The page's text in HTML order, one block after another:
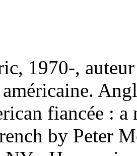
1970-, auteur
fiancée :
by Peter